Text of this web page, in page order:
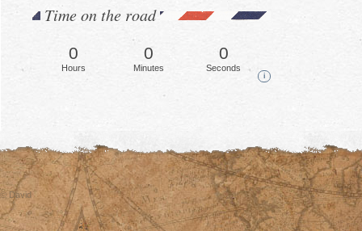
Time on the road
0
Hours
0
Minutes
0
Seconds
i
© David